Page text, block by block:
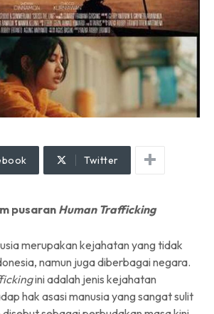
Twitter
pusaran Human Trafficking
merupakan kejahatan yang tidak
namun juga diberbagai negara.
ini adalah jenis kejahatan
hak asasi manusia yang sangat sulit